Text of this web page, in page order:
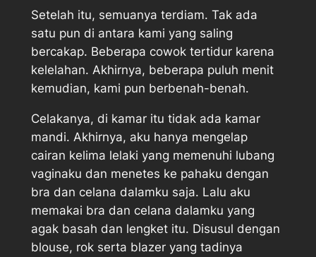
Setelah itu, semuanya terdiam. Tak ada
satu pun di antara kami yang saling
bercakap. Beberapa cowok tertidur karena
kelelahan. Akhirnya, beberapa puluh menit
kemudian, kami pun berbenah-benah.
Celakanya, di kamar itu tidak ada kamar
mandi. Akhirnya, aku hanya mengelap
cairan kelima lelaki yang memenuhi lubang
vaginaku dan menetes ke pahaku dengan
bra dan celana dalamku saja. Lalu aku
memakai bra dan celana dalamku yang
agak basah dan lengket itu. Disusul dengan
blouse, rok serta blazer yang tadinya